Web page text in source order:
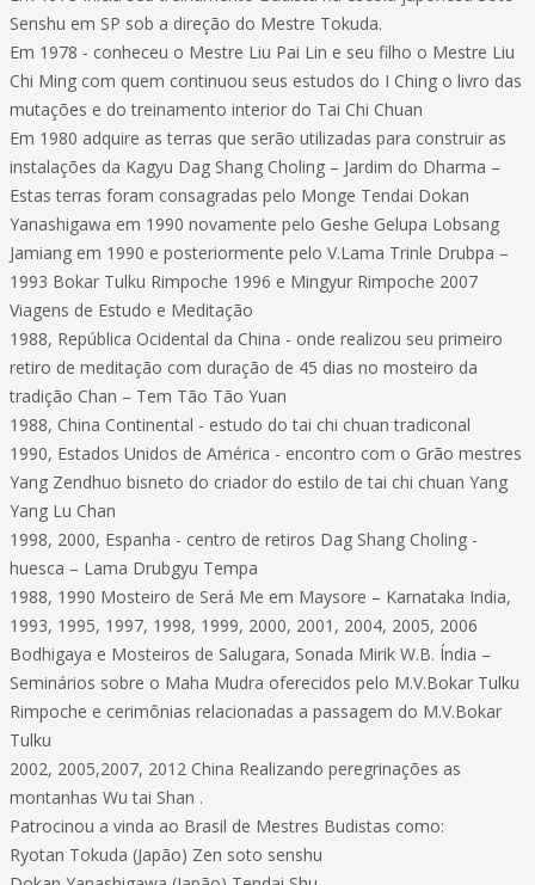
Senshu em SP sob a direção do Mestre Tokuda.
Em 1978 - conheceu o Mestre Liu Pai Lin e seu filho o Mestre Liu
Chi Ming com quem continuou seus estudos do I Ching o livro das
mutações e do treinamento interior do Tai Chi Chuan
Em 1980 adquire as terras que serão utilizadas para construir as
instalações da Kagyu Dag Shang Choling – Jardim do Dharma –
Estas terras foram consagradas pelo Monge Tendai Dokan
Yanashigawa em 1990 novamente pelo Geshe Gelupa Lobsang
Jamiang em 1990 e posteriormente pelo V.Lama Trinle Drubpa –
1993 Bokar Tulku Rimpoche 1996 e Mingyur Rimpoche 2007
Viagens de Estudo e Meditação
1988, República Ocidental da China - onde realizou seu primeiro
retiro de meditação com duração de 45 dias no mosteiro da
tradição Chan – Tem Tão Tão Yuan
1988, China Continental - estudo do tai chi chuan tradiconal
1990, Estados Unidos de América - encontro com o Grão mestres
Yang Zendhuo bisneto do criador do estilo de tai chi chuan Yang
Yang Lu Chan
1998, 2000, Espanha - centro de retiros Dag Shang Choling -
huesca – Lama Drubgyu Tempa
1988, 1990 Mosteiro de Será Me em Maysore – Karnataka India,
1993, 1995, 1997, 1998, 1999, 2000, 2001, 2004, 2005, 2006
Bodhigaya e Mosteiros de Salugara, Sonada Mirik W.B. Índia –
Seminários sobre o Maha Mudra oferecidos pelo M.V.Bokar Tulku
Rimpoche e cerimônias relacionadas a passagem do M.V.Bokar
Tulku
2002, 2005,2007, 2012 China Realizando peregrinações as
montanhas Wu tai Shan .
Patrocinou a vinda ao Brasil de Mestres Budistas como:
Ryotan Tokuda (Japão) Zen soto senshu